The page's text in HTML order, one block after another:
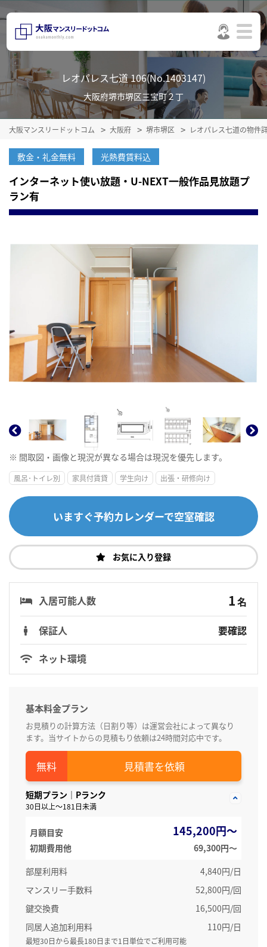
レオパレス七道 106(No.1403147)
大阪府堺市堺区三宝町２丁
大阪マンスリードットコム 大阪府 堺市堺区 レオパレス七道の物件
敷金・礼金無料 光熱費賃料込
インターネット使い放題・U-NEXT一般作品見放題プ
ラン有
※ 間取図・画像と現況が異なる場合は現況を優先します。
風呂･トイレ別 家具付賃貸 学生向け 出張・研修向け
いますぐ予約カレンダーで空室確認
お気に入り登録
入居可能人数 1名
保証人
要確認
ネット環境
基本料金プラン
お見積りの計算方法（日割り等）は運営会社によって異なり
ます。当サイトからの見積もり依頼は24時間対応中です。
見積書を依頼
短期プラン｜Pランク
30日以上～181日未満
月額目安 145,200円～
初期費用他
69,300円〜
部屋利用料
4,840円/日
マンスリー手数料
52,800円/回
鍵交換費
16,500円/回
同居人追加利用料
110円/日
最短30日から最長180日まで1日単位でご利用可能